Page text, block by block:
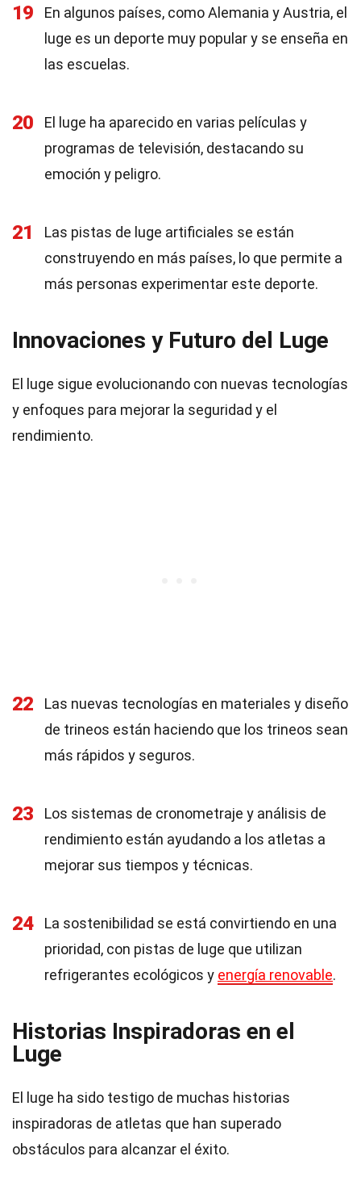
19
En algunos países, como Alemania y Austria, el
luge es un deporte muy popular y se enseña en
las escuelas.
20
El luge ha aparecido en varias películas y
programas de televisión, destacando su
emoción y peligro.
21
Las pistas de luge artificiales se están
construyendo en más países, lo que permite a
más personas experimentar este deporte.
Innovaciones y Futuro del Luge
El luge sigue evolucionando con nuevas tecnologías
y enfoques para mejorar la seguridad y el
rendimiento.
22
Las nuevas tecnologías en materiales y diseño
de trineos están haciendo que los trineos sean
más rápidos y seguros.
23
Los sistemas de cronometraje y análisis de
rendimiento están ayudando a los atletas a
mejorar sus tiempos y técnicas.
24
La sostenibilidad se está convirtiendo en una
prioridad, con pistas de luge que utilizan
refrigerantes ecológicos y energía renovable.
Historias Inspiradoras en el
Luge
El luge ha sido testigo de muchas historias
inspiradoras de atletas que han superado
obstáculos para alcanzar el éxito.